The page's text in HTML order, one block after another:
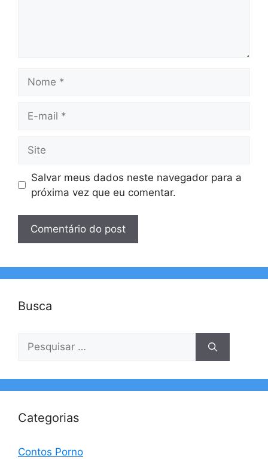
mail
Salvar meus dados neste navegador para a
próxima vez que eu comentar.
Busca
Pesquisar
Categorias
Contos Porno